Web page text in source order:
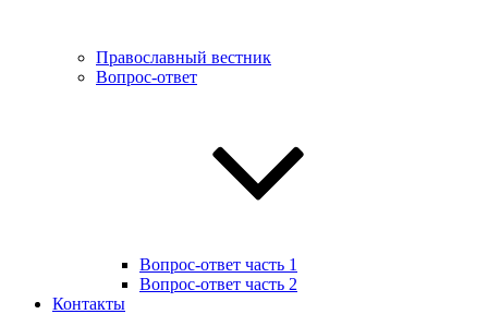
Православный вестник
Вопрос-ответ
Вопрос-ответ часть 1
Вопрос-ответ часть 2
Контакты